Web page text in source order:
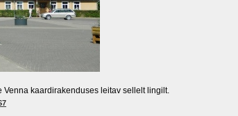
kaardirakenduses leitav sellelt lingilt.